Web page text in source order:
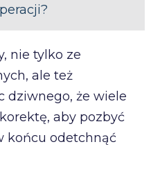
nie tylko ze
ale też
dziwnego, że wiele
aby pozbyć
końcu odetchnąć